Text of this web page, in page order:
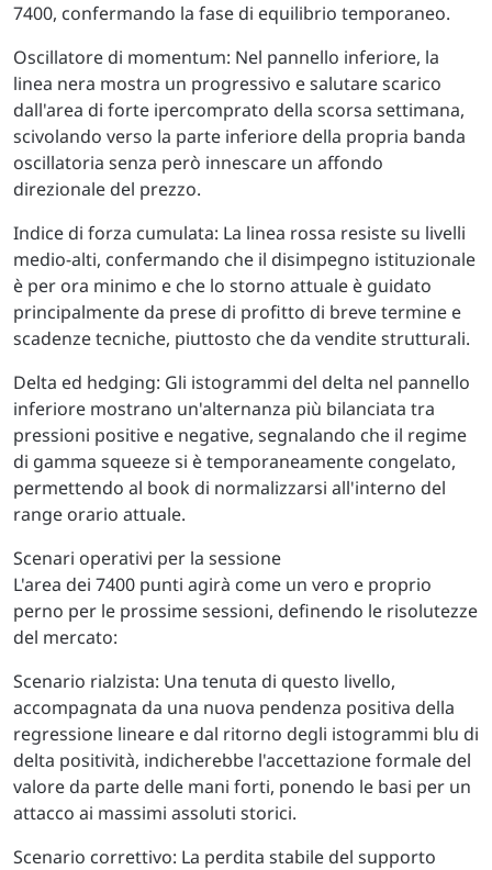
7400, confermando la fase di equilibrio temporaneo.
Oscillatore di momentum: Nel pannello inferiore, la
linea nera mostra un progressivo e salutare scarico
dall'area di forte ipercomprato della scorsa settimana,
scivolando verso la parte inferiore della propria banda
oscillatoria senza però innescare un affondo
direzionale del prezzo.
Indice di forza cumulata: La linea rossa resiste su livelli
medio-alti, confermando che il disimpegno istituzionale
è per ora minimo e che lo storno attuale è guidato
principalmente da prese di profitto di breve termine e
scadenze tecniche, piuttosto che da vendite strutturali.
Delta ed hedging: Gli istogrammi del delta nel pannello
inferiore mostrano un'alternanza più bilanciata tra
pressioni positive e negative, segnalando che il regime
di gamma squeeze si è temporaneamente congelato,
permettendo al book di normalizzarsi all'interno del
range orario attuale.
Scenari operativi per la sessione
L'area dei 7400 punti agirà come un vero e proprio
perno per le prossime sessioni, definendo le risolutezze
del mercato:
Scenario rialzista: Una tenuta di questo livello,
accompagnata da una nuova pendenza positiva della
regressione lineare e dal ritorno degli istogrammi blu di
delta positività, indicherebbe l'accettazione formale del
valore da parte delle mani forti, ponendo le basi per un
attacco ai massimi assoluti storici.
Scenario correttivo: La perdita stabile del supporto